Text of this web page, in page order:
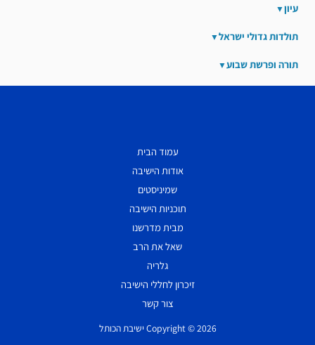
עיון
תולדות גדולי ישראל
תורה ופרשת שבוע
עמוד הבית
אודות הישיבה
שמיניסטים
תוכניות הישיבה
מבית מדרשנו
שאל את הרב
גלריה
זיכרון לחללי הישיבה
צור קשר
Copyright © 2026 ישיבת הכותל